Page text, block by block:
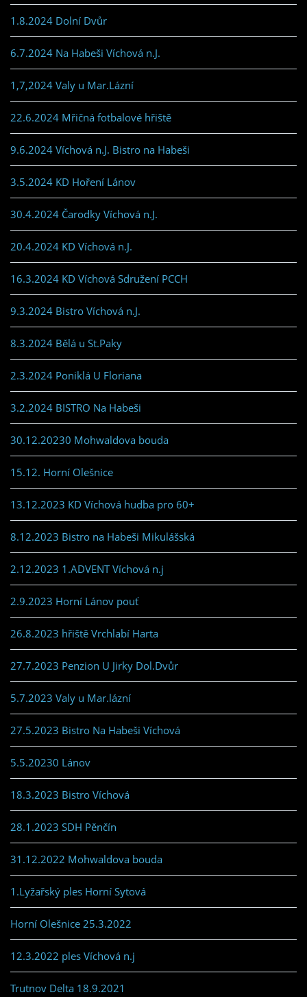
1.8.2024 Dolní Dvůr
6.7.2024 Na Habeši Víchová n.J.
1,7,2024 Valy u Mar.Lázní
22.6.2024 Mřičná fotbalové hřiště
9.6.2024 Víchová n.J. Bistro na Habeši
3.5.2024 KD Hoření Lánov
30.4.2024 Čarodky Víchová n.J.
20.4.2024 KD Víchová n.J.
16.3.2024 KD Víchová Sdružení PCCH
9.3.2024 Bistro Víchová n.J.
8.3.2024 Bělá u St.Paky
2.3.2024 Poniklá U Floriana
3.2.2024 BISTRO Na Habeši
30.12.20230 Mohwaldova bouda
15.12. Horní Olešnice
13.12.2023 KD Víchová hudba pro 60+
8.12.2023 Bistro na Habeši Mikulášská
2.12.2023 1.ADVENT Víchová n.j
2.9.2023 Horní Lánov pouť
26.8.2023 hřiště Vrchlabí Harta
27.7.2023 Penzion U Jirky Dol.Dvůr
5.7.2023 Valy u Mar.lázní
27.5.2023 Bistro Na Habeši Víchová
5.5.20230 Lánov
18.3.2023 Bistro Víchová
28.1.2023 SDH Pěnčín
31.12.2022 Mohwaldova bouda
1.Lyžařský ples Horní Sytová
Horní Olešnice 25.3.2022
12.3.2022 ples Víchová n.j
Trutnov Delta 18.9.2021